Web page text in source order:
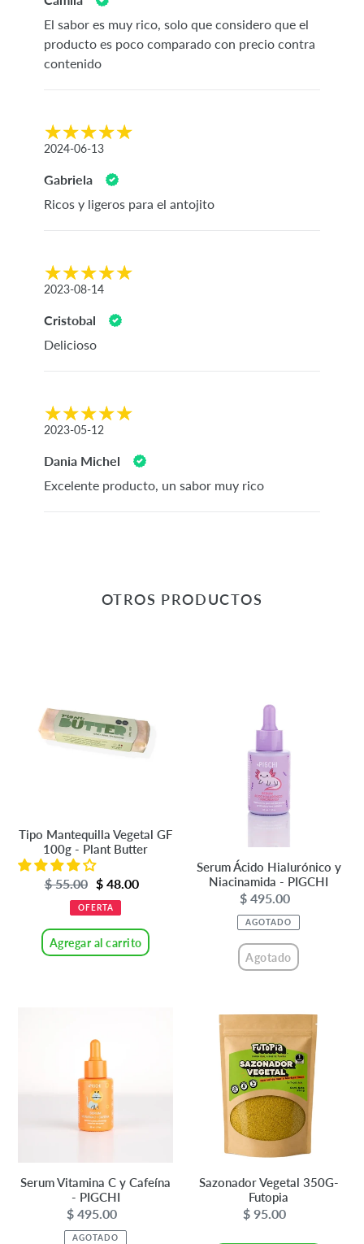
El sabor es muy rico, solo que considero que el
producto es poco comparado con precio contra
contenido
2024-06-13
Gabriela
Ricos y ligeros para el antojito
2023-08-14
Cristobal
Delicioso
2023-05-12
Dania Michel
Excelente producto, un sabor muy rico
OTROS PRODUCTOS
100g
Tipo Mantequilla Vegetal GF
100g - Plant Butter
PrecioPrecio
habitual
$ 55.00 $ 48.00
OFERTA
Agregar al carrito
Serum Ácido Hialurónico y
Niacinamida - PIGCHI
Precio
habitual
$ 495.00
AGOTADO
Agotado
Serum Vitamina C y Cafeína
- PIGCHI
Precio
habitual
$ 495.00
AGOTADO
Sazonador
Vegetal
350G-
Futopia
Sazonador Vegetal 350G-
Futopia
Precio
$ 95.00